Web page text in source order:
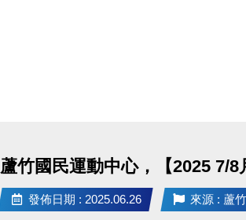
蘆竹國民運動中心，【2025 7/8
發佈日期 : 2025.06.26 來源 : 蘆